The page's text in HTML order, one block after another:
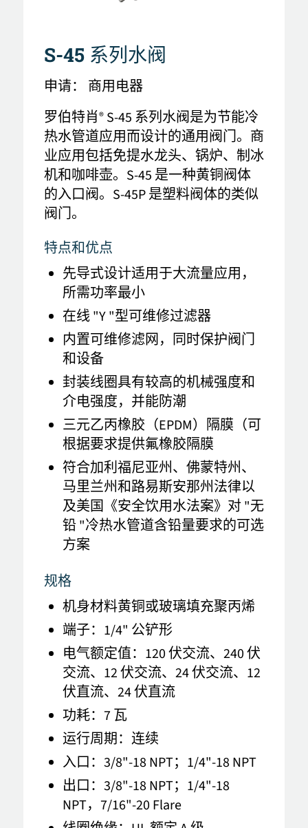
S-45 系列水阀
申请：
商用电器
罗伯特肖®S-45 系列水阀是为节能冷
热水管道应用而设计的通用阀门。商
业应用包括免提水龙头、锅炉、制冰
机和咖啡壶。S-45 是一种黄铜阀体
的入口阀。S-45P 是塑料阀体的类似
阀门。
特点和优点
先导式设计适用于大流量应用，
所需功率最小
在线 "Y "型可维修过滤器
内置可维修滤网，同时保护阀门
和设备
封装线圈具有较高的机械强度和
介电强度，并能防潮
三元乙丙橡胶（EPDM）隔膜（可
根据要求提供氟橡胶隔膜
符合加利福尼亚州、佛蒙特州、
马里兰州和路易斯安那州法律以
及美国《安全饮用水法案》对 "无
铅 "冷热水管道含铅量要求的可选
方案
规格
机身材料黄铜或玻璃填充聚丙烯
端子：1/4" 公铲形
电气额定值：120 伏交流、240 伏
交流、12 伏交流、24 伏交流、12
伏直流、24 伏直流
功耗：7 瓦
运行周期：连续
入口：3/8"-18 NPT；1/4"-18 NPT
出口：3/8"-18 NPT；1/4"-18
NPT，7/16"-20 Flare